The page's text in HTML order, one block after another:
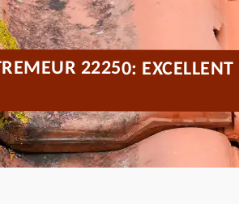
22250: EXCELLENT